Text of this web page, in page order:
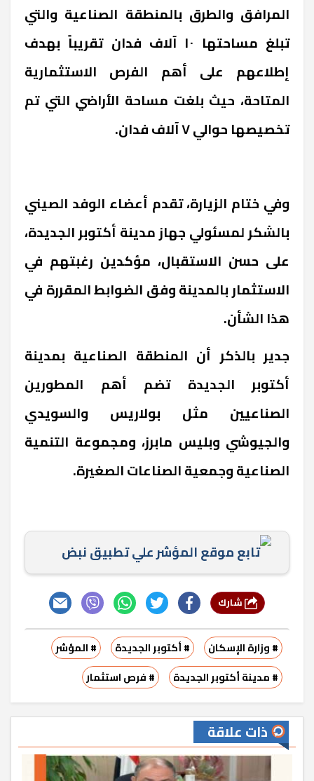
المرافق والطرق بالمنطقة الصناعية والتي
تبلغ مساحتها ١٠ آلاف فدان تقريباً بهدف
إطلاعهم على أهم الفرص الاستثمارية
المتاحة، حيث بلغت مساحة الأراضي التي تم
تخصيصها حوالي ٧ آلاف فدان.
وفي ختام الزيارة، تقدم أعضاء الوفد الصيني
بالشكر لمسئولي جهاز مدينة أكتوبر الجديدة،
على حسن الاستقبال، مؤكدين رغبتهم في
الاستثمار بالمدينة وفق الضوابط المقررة في
هذا الشأن.
جدير بالذكر أن المنطقة الصناعية بمدينة
أكتوبر الجديدة تضم أهم المطورين
الصناعيين مثل بولاريس والسويدي
والجيوشي وبليس مابرز، ومجموعة التنمية
الصناعية وجمعية الصناعات الصغيرة.
تابع موقع المؤشر علي تطبيق نبض
# وزارة الإسكان # أكتوبر الجديدة
# المؤشر
# مدينة أكتوبر الجديدة
# فرص استثمار
ذات علاقة